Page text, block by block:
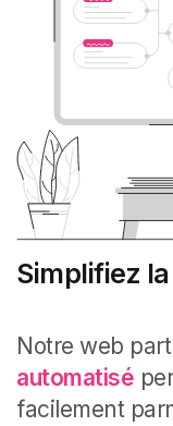
Simplifiez
Notre web
automatisé
facilement